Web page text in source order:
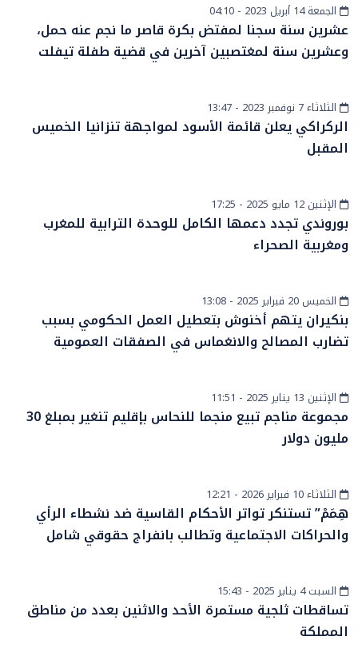
المزيد
الجمعة 14 أبريل 2023 - 04:10
عشرين سنة سجنا لمفتض بكرة قاصر ما نجم عنه حمل،
وعشرين سنة لمغتصبين آخرين في قضية طفلة تيفلت
رياضة
الثلاثاء 7 نوفمبر 2023 - 13:47
الركراكي يعلن قائمة الأسود لمواجهة تنزانيا الخميس
المقبل
أخبار عامةالإثنين 12 مايو 2025 - 17:25
بوروندي تجدد دعمها الكامل للوحدة الترابية للمغرب
ومغربية الصحراء
أخبار وطنية
الخميس 20 فبراير 2025 - 13:08
بنكيران يتهم أخنوش بتعطيل العمل الحكومي بسبب
تضارب المصالح والانغماس في الصفقات العمومية
إقتصادالإثنين 13 يناير 2025 - 11:51
مجموعة مناجم تبيع منجما للنحاس بإقليم تنغير بمبلغ 30
مليون دولار
أخبار وطنيةالثلاثاء 10 فبراير 2026 - 12:21
هِمَمْ” تستنكر تواتر الأحكام القاسية ضد نشطاء الرأي
والحراكات الاجتماعية وتطالب بانفراج حقوقي شامل
أخبار وطنيةالسبت 4 يناير 2025 - 15:43
تساقطات ثلجية مستمرة الأحد والاثنين بعدد من مناطق
المملكة